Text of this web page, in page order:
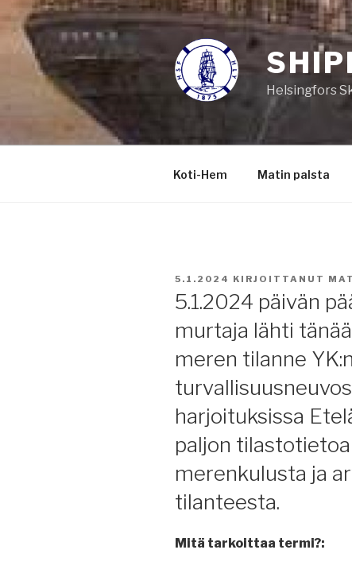
Siirry
sisältöön
Helsingfors
Koti-Hem Matin palsta
JULKAISTU
5.1.2024 KIRJOITTANUT
5.1.2024 päivän
murtaja lähti
meren tilanne YK:n
harjoituksissa
paljon
merenkulusta ja
tilanteesta.
Mitä tarkoittaa termi?: